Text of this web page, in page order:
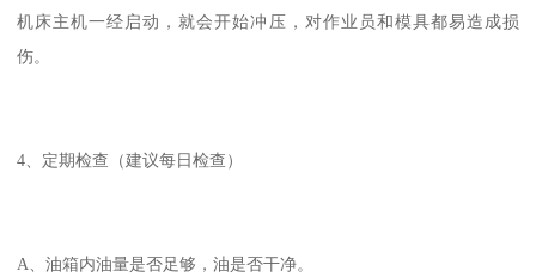
机床主机一经启动，就会开始冲压，对作业员和模具都易造成损
伤。
4、定期检查（建议每日检查）
A、油箱内油量是否足够，油是否干净。